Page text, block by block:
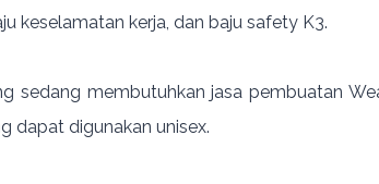
keselamatan kerja, dan baju safety K3.
sedang membutuhkan jasa pembuatan
dapat digunakan unisex.